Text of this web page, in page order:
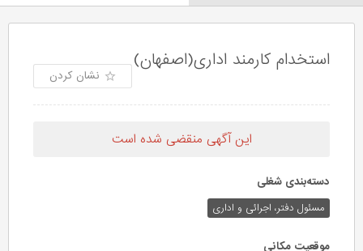
استخدام کارمند اداری(اصفهان)
نشان کردن
این آگهی منقضی شده است
دسته‌بندی شغلی
مسئول دفتر، اجرائی و اداری
موقعیت مکانی